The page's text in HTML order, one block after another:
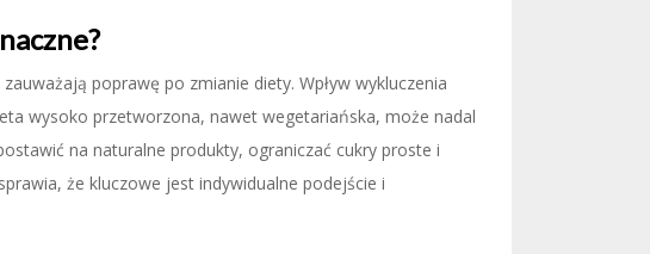
poprawę po zmianie diety. Wpływ wykluczenia
wysoko przetworzona, nawet wegetariańska, może nadal
na naturalne produkty, ograniczać cukry proste i
że kluczowe jest indywidualne podejście i